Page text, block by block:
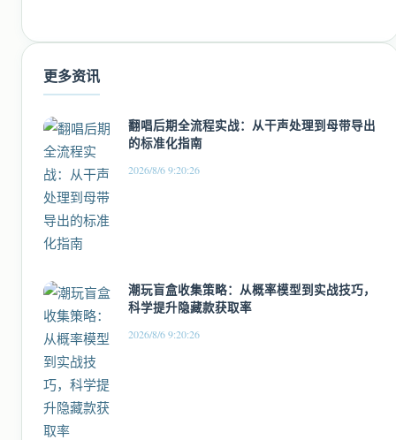
更多资讯
翻唱后期全流程实战：从干声处理到母带导出
的标准化指南
2026/8/6 9:20:26
潮玩盲盒收集策略：从概率模型到实战技巧，
科学提升隐藏款获取率
2026/8/6 9:20:26